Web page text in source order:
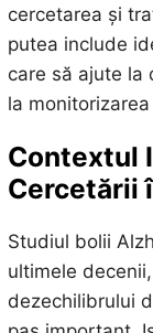
cercetarea și
putea include
care să ajute la
la
Contextul
Cercetării
Studiul bolii
ultimele
dezechilibrului